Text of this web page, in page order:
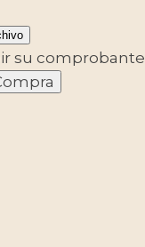
su comprobante